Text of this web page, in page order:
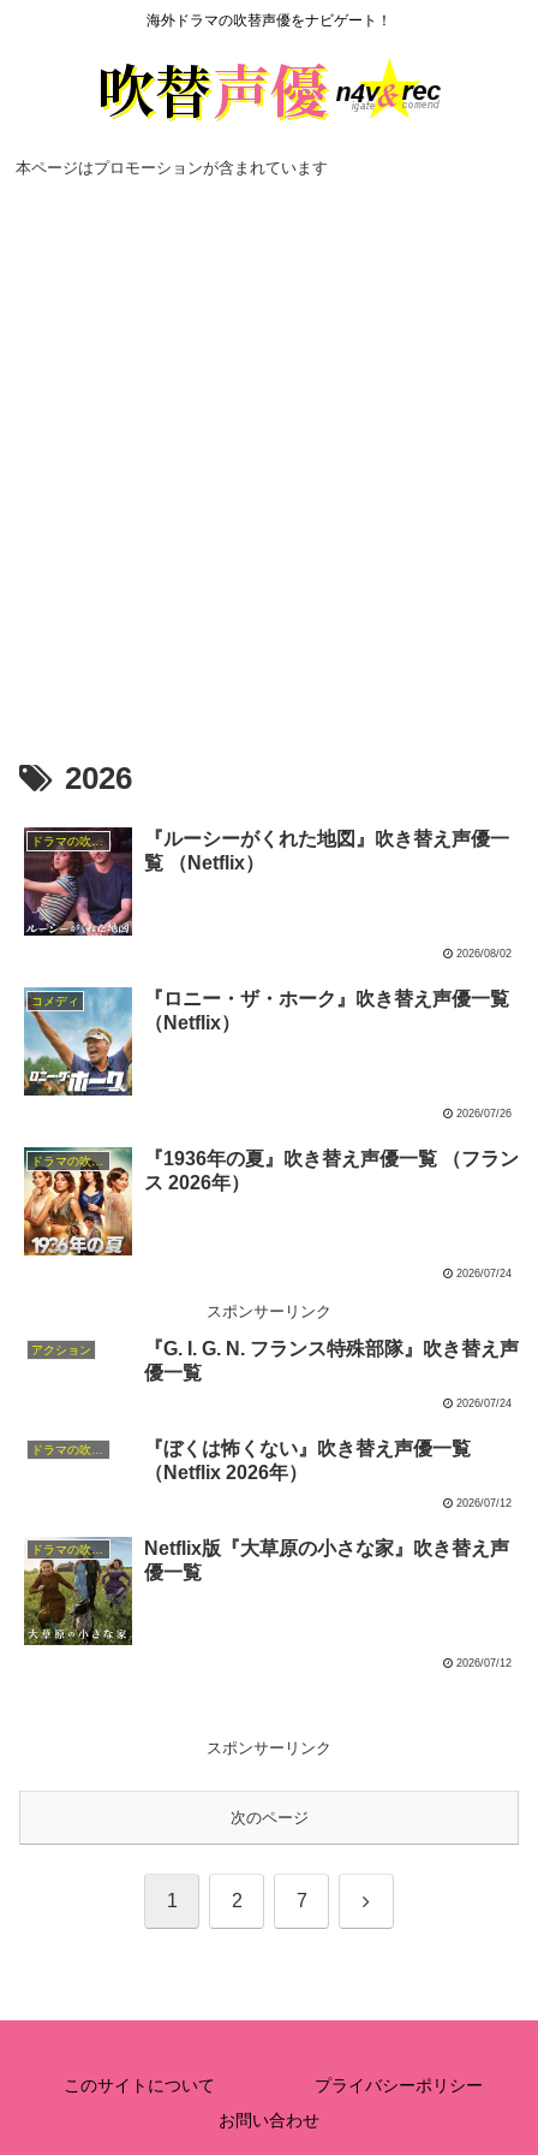
海外ドラマの吹替声優をナビゲート！
本ページはプロモーションが含まれています
2026
ドラマの吹替キャスト
『ルーシーがくれた地図』吹き替え声優一
覧 （Netflix）
2026/08/02
コメディ
『ロニー・ザ・ホーク』吹き替え声優一覧
（Netflix）
2026/07/26
ドラマの吹替キャスト
『1936年の夏』吹き替え声優一覧 （フラン
ス 2026年）
2026/07/24
スポンサーリンク
アクション
『G. I. G. N. フランス特殊部隊』吹き替え声
優一覧
2026/07/24
『ぼくは怖くない』吹き替え声優一覧
（Netflix 2026年）
2026/07/12
ドラマの吹替キャスト
Netflix版『大草原の小さな家』吹き替え声
優一覧
2026/07/12
スポンサーリンク
次のページ
1 2 7 次
このサイトについて
プライバシーポリシー
お問い合わせ